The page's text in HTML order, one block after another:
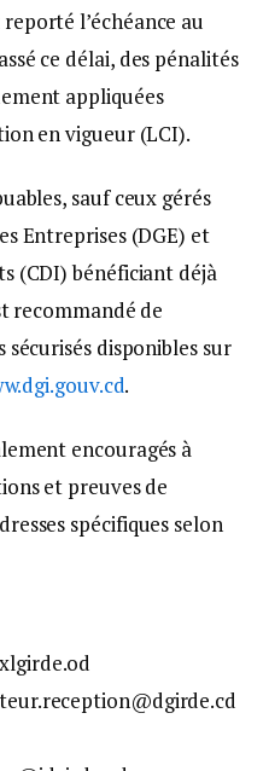
l’échéance au
ce délai, des pénalités
appliquées
en vigueur (LCI).
sauf ceux gérés
Entreprises (DGE) et
(CDI) bénéficiant déjà
recommandé de
disponibles sur
.
encouragés à
et preuves de
spécifiques selon